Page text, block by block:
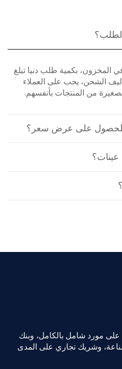
المخزون، بكمية طلب دنيا تبلغ
الشحن، يجب على العملاء
من المنتجات بأنفسهم.
للحصول على عرض سعر؟
مورد شامل بالكامل، وبنك
وشريك تجاري على المدى